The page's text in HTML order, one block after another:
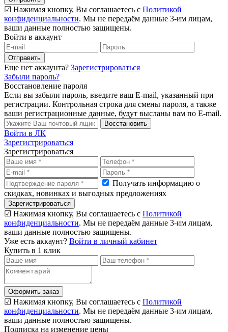
☑ Нажимая кнопку, Вы соглашаетесь с Политикой
конфиденциальности. Мы не передаём данные 3-им лицам,
ваши данные полностью защищены.
Войти в аккаунт
Отправить
Еще нет аккаунта? Зарегистрироваться
Забыли пароль?
Восстановление пароля
Если вы забыли пароль, введите ваш E-mail, указанный при
регистрации. Контрольная строка для смены пароля, а также
ваши регистрационные данные, будут высланы вам по E-mail.
Восстановить
Войти в ЛК
Зарегистрироваться
Зарегистрироваться
Получать информацию о
скидках, новинках и выгодных предложениях
Зарегистрироваться
☑ Нажимая кнопку, Вы соглашаетесь с Политикой
конфиденциальности. Мы не передаём данные 3-им лицам,
ваши данные полностью защищены.
Уже есть аккаунт? Войти в личный кабинет
Купить в 1 клик
Оформить заказ
☑ Нажимая кнопку, Вы соглашаетесь с Политикой
конфиденциальности. Мы не передаём данные 3-им лицам,
ваши данные полностью защищены.
Подписка на изменение цены